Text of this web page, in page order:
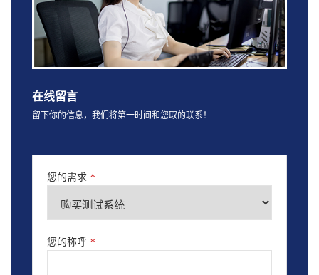
在线留言
留下你的信息，我们将第一时间和您取的联系！
您的需求 *
您的称呼 *